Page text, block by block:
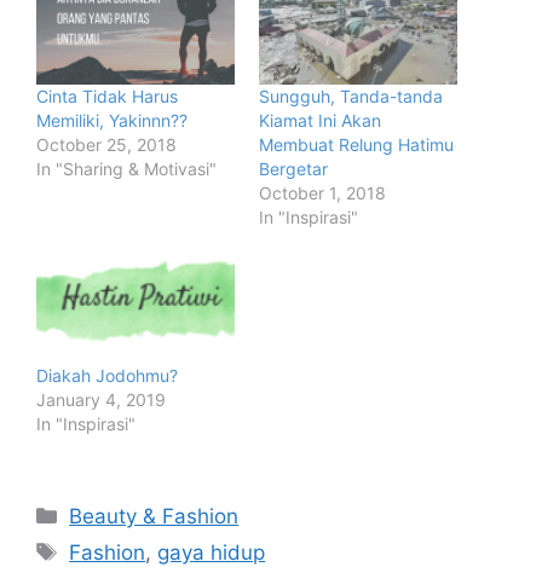
Cinta Tidak Harus
Memiliki, Yakinnn??
October 25, 2018
In "Sharing & Motivasi"
Sungguh, Tanda-tanda
Kiamat Ini Akan
Membuat Relung Hatimu
Bergetar
October 1, 2018
In "Inspirasi"
Diakah Jodohmu?
January 4, 2019
In "Inspirasi"
Categories
Beauty & Fashion
Tags
Fashion, gaya hidup